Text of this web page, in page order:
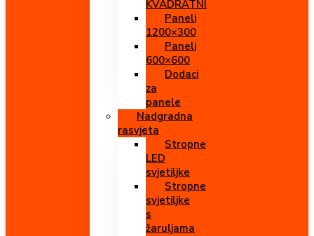
KVADRATNI
Paneli
1200×300
Paneli
600×600
Dodaci
za
panele
Nadgradna
rasvjeta
Stropne
LED
svjetiljke
Stropne
svjetiljke
s
žaruljama